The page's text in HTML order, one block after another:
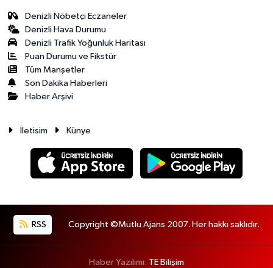
Denizli Nöbetçi Eczaneler
Denizli Hava Durumu
Denizli Trafik Yoğunluk Haritası
Puan Durumu ve Fikstür
Tüm Manşetler
Son Dakika Haberleri
Haber Arşivi
İletisim Künye
RSS Copyright ©Mutlu Ajans 2007. Her hakkı saklıdır.
Haber Yazılımı: TE Bilişim